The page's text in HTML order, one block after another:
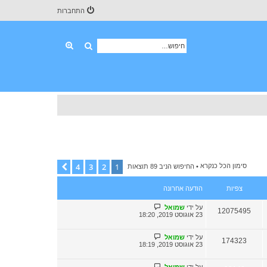
התחברות
חיפוש
סימון הכל כנקרא • החיפוש הניב 89 תוצאות 1
2
3
4 הבא
צפיות הודעה אחרונה
12075495 על ידי שמואל
23 אוגוסט 2019, 18:20
174323 על ידי שמואל
23 אוגוסט 2019, 18:19